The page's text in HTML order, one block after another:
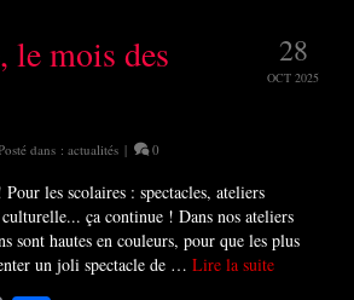
28
OCT 2025
le mois des
dans : actualités | 0
les scolaires : spectacles, ateliers
ça continue ! Dans nos ateliers
sont hautes en couleurs, pour que les plus
un joli spectacle de … Lire la suite